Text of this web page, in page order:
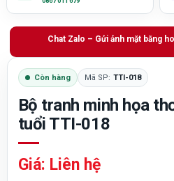
Chat Zalo – Gửi ảnh mặt bằng
Còn hàng Mã SP: TTI-018
Bộ tranh minh họa
tuổi TTI-018
Giá: Liên hệ